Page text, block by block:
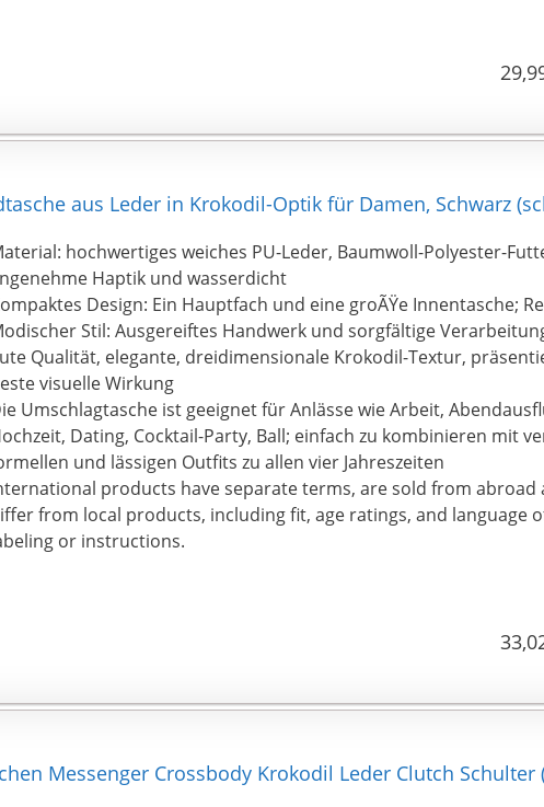
aus Leder in Krokodil-Optik für Damen, Schwarz
hochwertiges weiches PU-Leder, Baumwoll-Polyester-
Haptik und wasserdicht
Design: Ein Hauptfach und eine groÃŸe Innentasche;
Stil: Ausgereiftes Handwerk und sorgfältige
Qualität, elegante, dreidimensionale Krokodil-Textur,
visuelle Wirkung
Umschlagtasche ist geeignet für Anlässe wie Arbeit,
Dating, Cocktail-Party, Ball; einfach zu kombinieren mit
und lässigen Outfits zu allen vier Jahreszeiten
products have separate terms, are sold from abroad
from local products, including fit, age ratings, and language
or instructions.
Messenger Crossbody Krokodil Leder Clutch Schulter